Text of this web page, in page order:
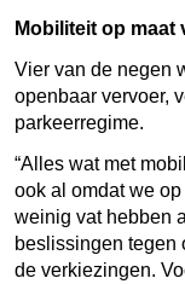
Mobiliteit op maat
Vier van de negen
openbaar vervoer,
parkeerregime.
“Alles wat met
ook al omdat we
weinig vat hebben
beslissingen
de verkiezingen.